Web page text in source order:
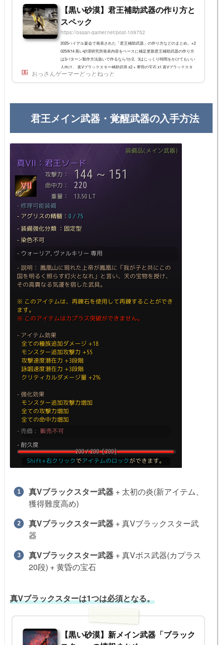
【黒い砂漠】君王補助武器の作り方と
スペック
https://ossan-gamer.net/post-109752
2025ハイデル宴会で発表された「君王補助武器」の作り方などのまとめ。※2
025/8/14 黒い砂漠研究所発表内容をベースに補足更新君王補助武器の作り方
は3パターン製作方法急いで作るなら1か2。3はじっくり時間をかけてもいい
人向け。 真Vブラックスター補助武器 x2 + 黄昏の宝石 x1 真Vブラックスタ
ー補助武器 x1 カプラス20段の真Vクツム補助武器 + カプラス20段の真Vヌー
ベル補助武器 真Vブラックスター補助武器 x1 + 黄昏の宝石 x1 + 太初の宝石
おっさんゲーマーどっとねっと
君王メイン武器・覚醒武器の入手方法
真Vブラックスター武器 + 太初の炎(新アイテム、
獲得難度高め)
真Vブラックスター武器 + 真Vブラックスター武
器
真Vブラックスター武器 + 真Vボス武器(カプラス
20段) + 黄昏の宝石
真Vブラックスターは1つは必須となる。
【黒い砂漠】新メイン武器「ブラック